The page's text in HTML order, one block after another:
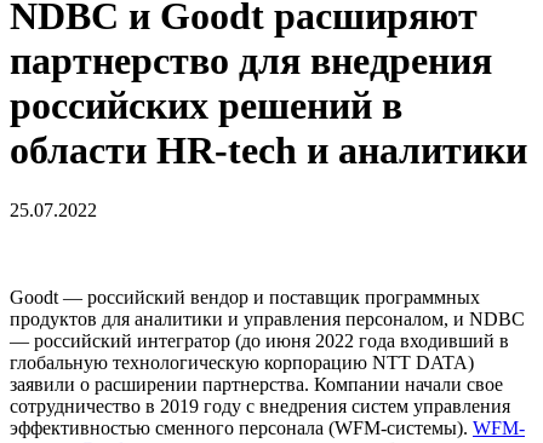
NDBC и Goodt расширяют
партнерство для внедрения
российских решений в
области HR-tech и аналитики
25.07.2022
Goodt — российский вендор и поставщик программных
продуктов для аналитики и управления персоналом, и NDBC
— российский интегратор (до июня 2022 года входивший в
глобальную технологическую корпорацию NTT DATA)
заявили о расширении партнерства. Компании начали свое
сотрудничество в 2019 году с внедрения систем управления
эффективностью сменного персонала (WFM-системы). WFM-